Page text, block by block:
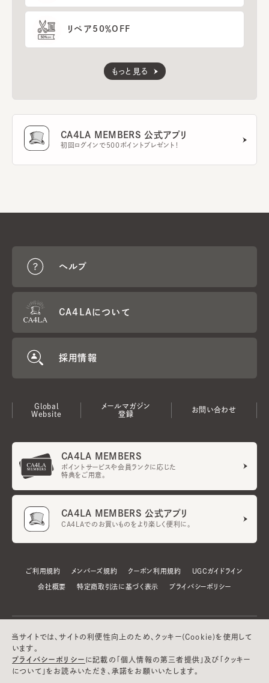
リペア50％OFF
もっと見る
CA4LA MEMBERS 公式アプリ
初回ログインで500ポイントプレゼント！
ヘルプ
CA4LAについて
採用情報
Global
Website
メールマガジン
登録
お問い合わせ
CA4LA MEMBERS
ポイントサービスや会員ランクに応じた
特典をご用意。
CA4LA MEMBERS 公式アプリ
CA4LAでのお買いものをより楽しく便利に。
ご利用規約 メンバーズ規約 クーポン利用規約 UGCガイドライン
会社概要 特定商取引法に基づく表示 プライバシーポリシー
当サイトでは、サイトの利便性向上のため、クッキー(Cookie)を使用して
います。
プライバシーポリシー に記載の「個人情報の第三者提供」及び「クッキー
について」をお読みいただき、承諾をお願いいたします。